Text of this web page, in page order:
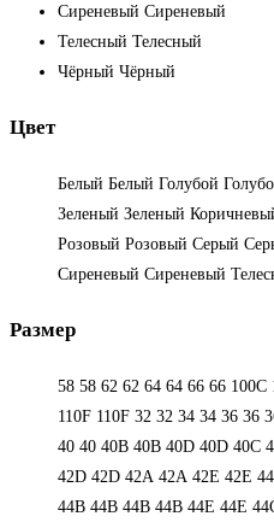
Сиреневый Сиреневый
Телесный Телесный
Чёрный Чёрный
Цвет
Белый Белый Голубой
Зеленый Зеленый
Розовый Розовый Серый
Сиреневый Сиреневый
Размер
58 58 62 62 64 64 66 66 100C
110F 110F 32 32 34 34 36 36
40 40 40B 40B 40D 40D 40С
42D 42D 42А 42А 42Е 42Е 44
44В 44В 44В 44В 44Е 44Е